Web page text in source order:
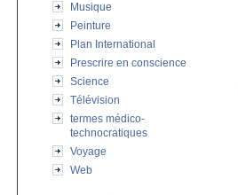
Musique
Peinture
Plan International
Prescrire en conscience
Science
Télévision
termes médico-
technocratiques
Voyage
Web